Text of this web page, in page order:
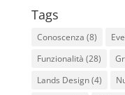
Tags
Conoscenza (8)
Funzionalità (28)
Lands Design(4)